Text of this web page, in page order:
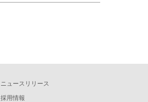
ニュースリリース
採用情報